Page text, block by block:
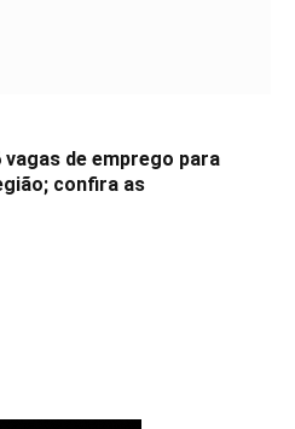
vagas de emprego para
confira as